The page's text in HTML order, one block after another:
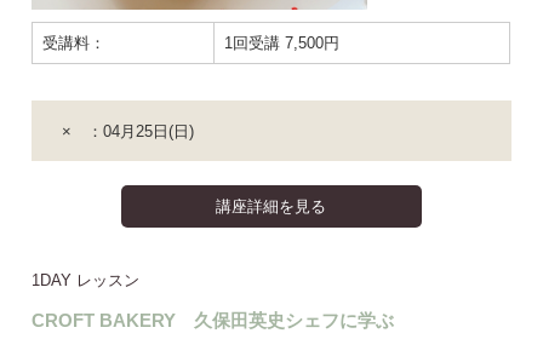
受講料： 1回受講 7,500円
× ：04月25日(日)
講座詳細を見る
1DAY レッスン
CROFT BAKERY 久保田英史シェフに学ぶ